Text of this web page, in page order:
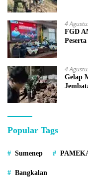
4
FGD
4
Gelap
Popular Tags
Sumenep
Bangkalan